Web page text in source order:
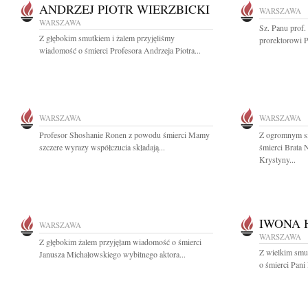
ANDRZEJ PIOTR WIERZBICKI
WARSZAWA
Z głębokim smutkiem i żalem przyjęliśmy
wiadomość o śmierci Profesora Andrzeja Piotra...
WARSZAWA
Sz. Panu
prorektorowi
WARSZAWA
Profesor Shoshanie Ronen z powodu śmierci Mamy
szczere wyrazy współczucia składają...
WARSZAWA
Z ogromnym
śmierci Brata
Krystyny...
WARSZAWA
Z głębokim żalem przyjęłam wiadomość o śmierci
Janusza Michałowskiego wybitnego aktora...
IWONA
WARSZAWA
Z wielkim
o śmierci